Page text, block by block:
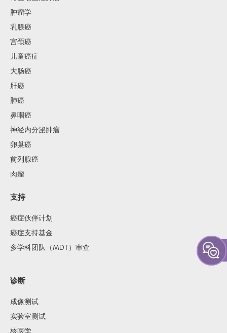
肿瘤学
乳腺癌
宫颈癌
儿童癌症
大肠癌
肝癌
肺癌
鼻咽癌
神经内分泌肿瘤
卵巢癌
前列腺癌
肉瘤
支持
癌症伙伴计划
癌症支持基金
多学科团队（MDT）审查
诊断
成像测试
实验室测试
核医学